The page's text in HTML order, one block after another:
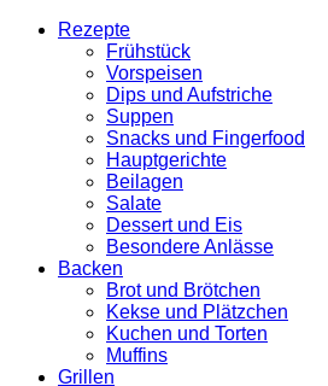
Rezepte
Frühstück
Vorspeisen
Dips und Aufstriche
Suppen
Snacks und Fingerfood
Hauptgerichte
Beilagen
Salate
Dessert und Eis
Besondere Anlässe
Backen
Brot und Brötchen
Kekse und Plätzchen
Kuchen und Torten
Muffins
Grillen